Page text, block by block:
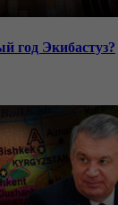
год Экибастуз?